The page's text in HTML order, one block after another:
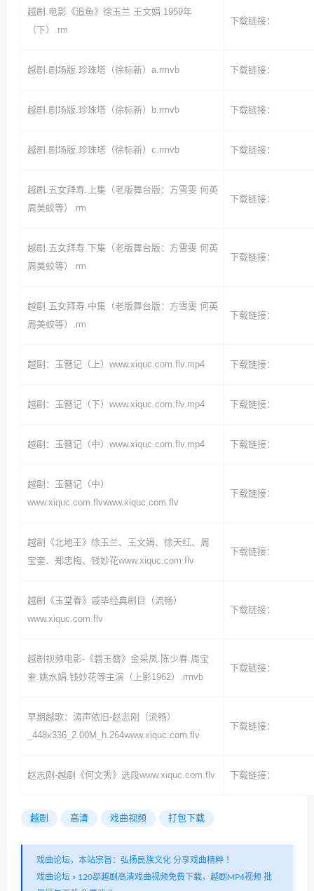
越剧.电影《追鱼》徐玉兰 王文娟 1959年
（下）.rm
下载链接：
越剧.剧场版.珍珠塔（徐标新）a.rmvb 下载链接：
越剧.剧场版.珍珠塔（徐标新）b.rmvb 下载链接：
越剧.剧场版.珍珠塔（徐标新）c.rmvb 下载链接：
越剧.五女拜寿.上集（老版舞台版：方雪雯 何英
周美蛟等）.rm
下载链接：
越剧.五女拜寿.下集（老版舞台版：方雪雯 何英
周美蛟等）.rm
下载链接：
越剧.五女拜寿.中集（老版舞台版：方雪雯 何英
周美蛟等）.rm
下载链接：
越剧：玉簪记（上）www.xiquc.com.flv.mp4 下载链接：
越剧：玉簪记（下）www.xiquc.com.flv.mp4 下载链接：
越剧：玉簪记（中）www.xiquc.com.flv.mp4 下载链接：
越剧：玉簪记（中）
www.xiquc.com.flvwww.xiquc.com.flv
下载链接：
越剧《北地王》徐玉兰、王文娟、徐天红、周
宝奎、郑忠梅、钱妙花www.xiquc.com.flv
下载链接：
越剧《玉堂春》戚毕经典剧目（流畅）
www.xiquc.com.flv
下载链接：
越剧视频电影-《碧玉簪》金采凤.陈少春.周宝
奎.姚水娟.钱妙花等主演（上影1962）.rmvb
下载链接：
早期越歌：涛声依旧-赵志刚（流畅）
_448x336_2.00M_h.264www.xiquc.com.flv
下载链接：
赵志刚-越剧《何文秀》选段www.xiquc.com.flv 下载链接：
越剧 高清 戏曲视频 打包下载
戏曲论坛，本站宗旨：弘扬民族文化 分享戏曲精粹 ！
戏曲论坛 » 120部越剧高清戏曲视频免费下载，越剧MP4视频 批